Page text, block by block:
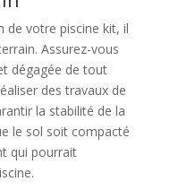
de votre piscine kit, il
Assurez-vous
dégagée de tout
des travaux de
la stabilité de la
le sol soit compacté
qui pourrait